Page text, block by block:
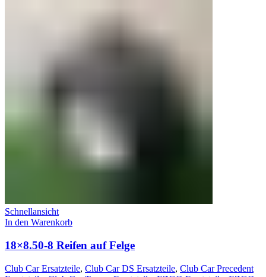
Schnellansicht
In den Warenkorb
18×8.50-8 Reifen auf Felge
Club Car Ersatzteile, Club Car DS Ersatzteile, Club Car Precedent